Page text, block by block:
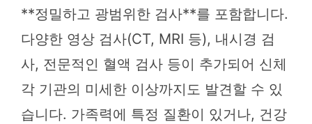
**정밀하고 광범위한 검사**를 포함합니다.
다양한 영상 검사(CT, MRI 등), 내시경 검
사, 전문적인 혈액 검사 등이 추가되어 신체
각 기관의 미세한 이상까지도 발견할 수 있
습니다. 가족력에 특정 질환이 있거나, 건강